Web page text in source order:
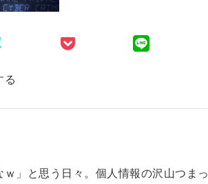
る
」と思う日々。個人情報の沢山つまっ